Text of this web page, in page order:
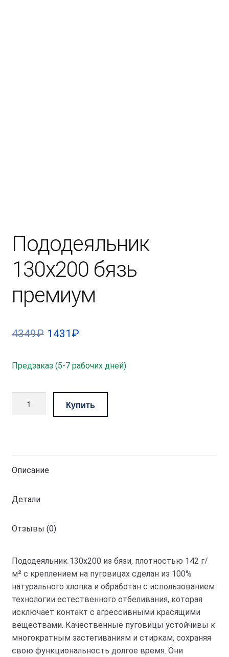
Пододеяльник
130х200 бязь
премиум
4349₽ Первоначальная
составляла
4349₽.
1431 ₽Текущая
1431₽.
Предзаказ (5-7 рабочих дней)
Купить
Описание
Детали
Отзывы (0)
Пододеяльник 130х200 из бязи, плотностью 142 г/
м² с креплением на пуговицах сделан из 100%
натурального хлопка и обработан с использованием
технологии естественного отбеливания, которая
исключает контакт с агрессивными красящими
веществами. Качественные пуговицы устойчивы к
многократным застегиваниям и стиркам, сохраняя
свою функциональность долгое время. Они